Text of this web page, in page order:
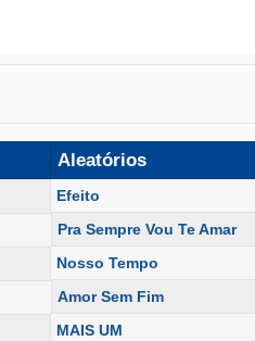
Aleatórios
Efeito
Pra Sempre Vou Te Amar
Nosso Tempo
Amor Sem Fim
MAIS UM